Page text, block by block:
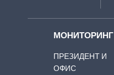
МОНИТОРИНГ
ПРЕЗИДЕНТ И
ОФИС